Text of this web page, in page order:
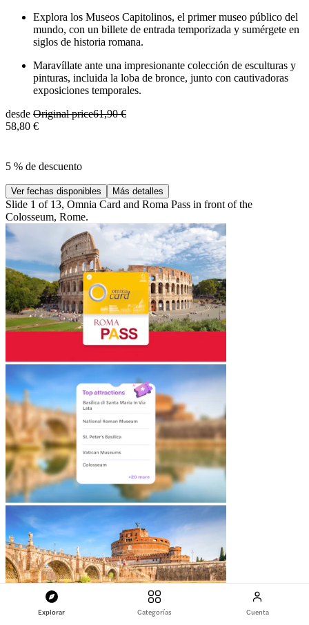
Explorar Categorías Cuenta
Explora los Museos Capitolinos, el primer museo público del
mundo, con un billete de entrada temporizada y sumérgete en
siglos de historia romana.
Maravíllate ante una impresionante colección de esculturas y
pinturas, incluida la loba de bronce, junto con cautivadoras
exposiciones temporales.
desde Original price61,90 €
58,80 €
5 % de descuento
Ver fechas disponibles Más detalles
Slide 1 of 13, Omnia Card and Roma Pass in front of the
Colosseum, Rome.